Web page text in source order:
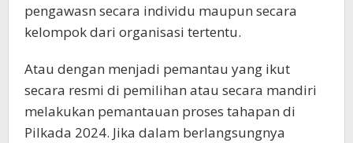
pengawasn secara individu maupun secara
kelompok dari organisasi tertentu.
Atau dengan menjadi pemantau yang ikut
secara resmi di pemilihan atau secara mandiri
melakukan pemantauan proses tahapan di
Pilkada 2024. Jika dalam berlangsungnya